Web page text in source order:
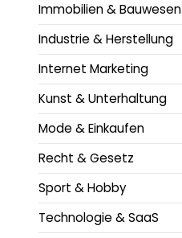
Immobilien & Bauwesen
Industrie & Herstellung
Internet Marketing
Kunst & Unterhaltung
Mode & Einkaufen
Recht & Gesetz
Sport & Hobby
Technologie & SaaS